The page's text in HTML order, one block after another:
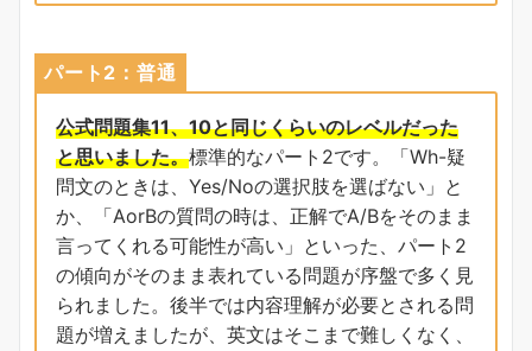
パート2：普通
公式問題集11、10と同じくらいのレベルだった
と思いました。標準的なパート2です。「Wh-疑
問文のときは、Yes/Noの選択肢を選ばない」と
か、「AorBの質問の時は、正解でA/Bをそのまま
言ってくれる可能性が高い」といった、パート2
の傾向がそのまま表れている問題が序盤で多く見
られました。後半では内容理解が必要とされる問
題が増えましたが、英文はそこまで難しくなく、